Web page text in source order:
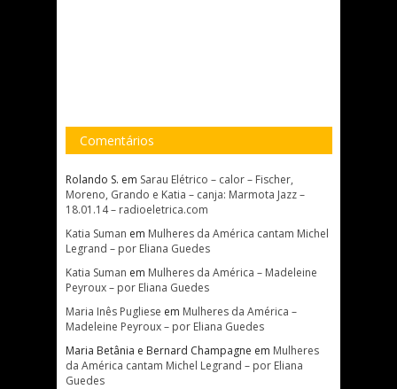
Comentários
Rolando S. em Sarau Elétrico – calor – Fischer,
Moreno, Grando e Katia – canja: Marmota Jazz –
18.01.14 – radioeletrica.com
Katia Suman em Mulheres da América cantam Michel
Legrand – por Eliana Guedes
Katia Suman em Mulheres da América – Madeleine
Peyroux – por Eliana Guedes
Maria Inês Pugliese em Mulheres da América –
Madeleine Peyroux – por Eliana Guedes
Maria Betânia e Bernard Champagne em Mulheres
da América cantam Michel Legrand – por Eliana
Guedes